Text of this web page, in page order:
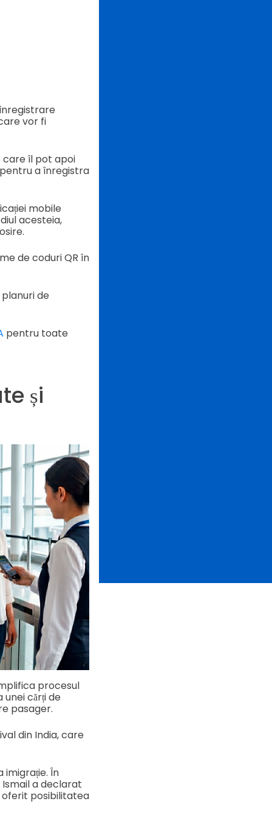
vor fi
care îl pot apoi
a înregistra
mobile
acesteia,
de coduri QR în
de
pentru toate
și
procesul
cărți de
pasager.
din India, care
imigrație. În
a declarat
oferit posibilitatea